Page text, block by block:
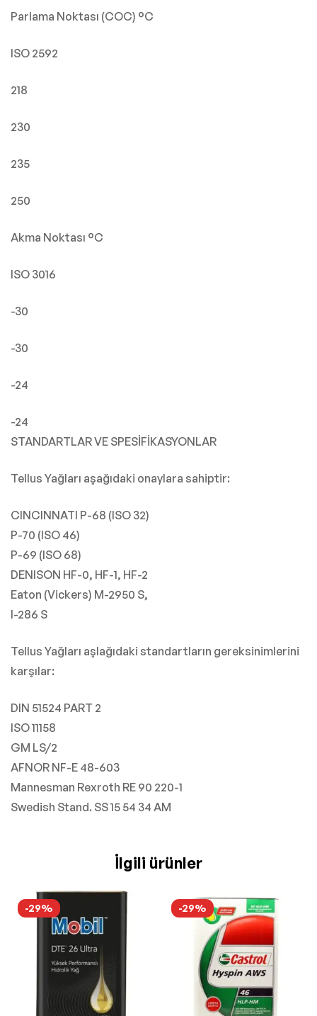
Parlama Noktası (COC) °C
ISO 2592
218
230
235
250
Akma Noktası °C
ISO 3016
-30
-30
-24
-24
STANDARTLAR VE SPESİFİKASYONLAR
Tellus Yağları aşağıdaki onaylara sahiptir:
CINCINNATI P-68 (ISO 32)
P-70 (ISO 46)
P-69 (ISO 68)
DENISON HF-0, HF-1, HF-2
Eaton (Vickers) M-2950 S,
I-286 S
Tellus Yağları aşlağıdaki standartların gereksinimlerini
karşılar:
DIN 51524 PART 2
ISO 11158
GM LS/2
AFNOR NF-E 48-603
Mannesman Rexroth RE 90 220-1
Swedish Stand. SS 15 54 34 AM
İlgili ürünler
-29% -29%